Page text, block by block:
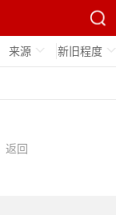
来源 新旧程度
返回